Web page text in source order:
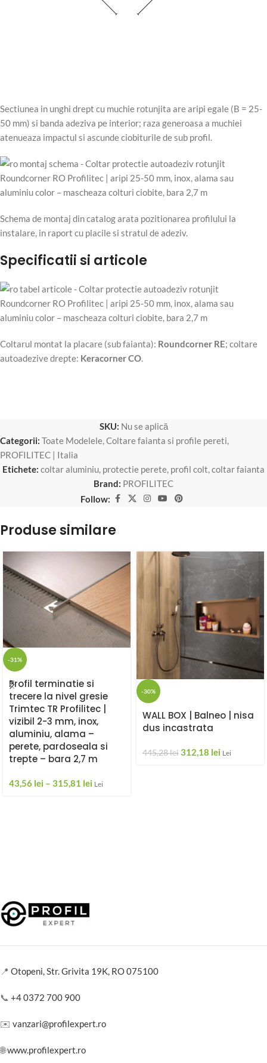
Sectiunea in unghi drept cu muchie rotunjita are aripi egale (B = 25-
50 mm) si banda adeziva pe interior; raza generoasa a muchiei
atenueaza impactul si ascunde ciobiturile de sub profil.
Schema de montaj din catalog arata pozitionarea profilului la
instalare, in raport cu placile si stratul de adeziv.
Specificatii si articole
Coltarul montat la placare (sub faianta): Roundcorner RE; coltare
autoadezive drepte: Keracorner CO.
SKU: Nu se aplică
Categorii: Toate Modelele,Coltare faianta si profile pereti,
PROFILITEC | Italia
Etichete: coltar aluminiu, protectie perete, profil colt,coltar faianta
Brand: PROFILITEC
Follow:
Produse similare
-31%
Profil terminatie si
trecere la nivel gresie
Trimtec TR Profilitec |
vizibil 2-3 mm, inox,
aluminiu, alama –
perete, pardoseala si
trepte – bara 2,7 m
43,56 lei – 315,81 lei Lei
-30%
WALL BOX | Balneo | nisa
dus incastrata
445,28lei312,18 lei Lei
📍 Otopeni, Str. Grivita 19K, RO 075100
📞 +4 0372 700 900
✉️ vanzari@profilexpert.ro
🌐www.profilexpert.ro